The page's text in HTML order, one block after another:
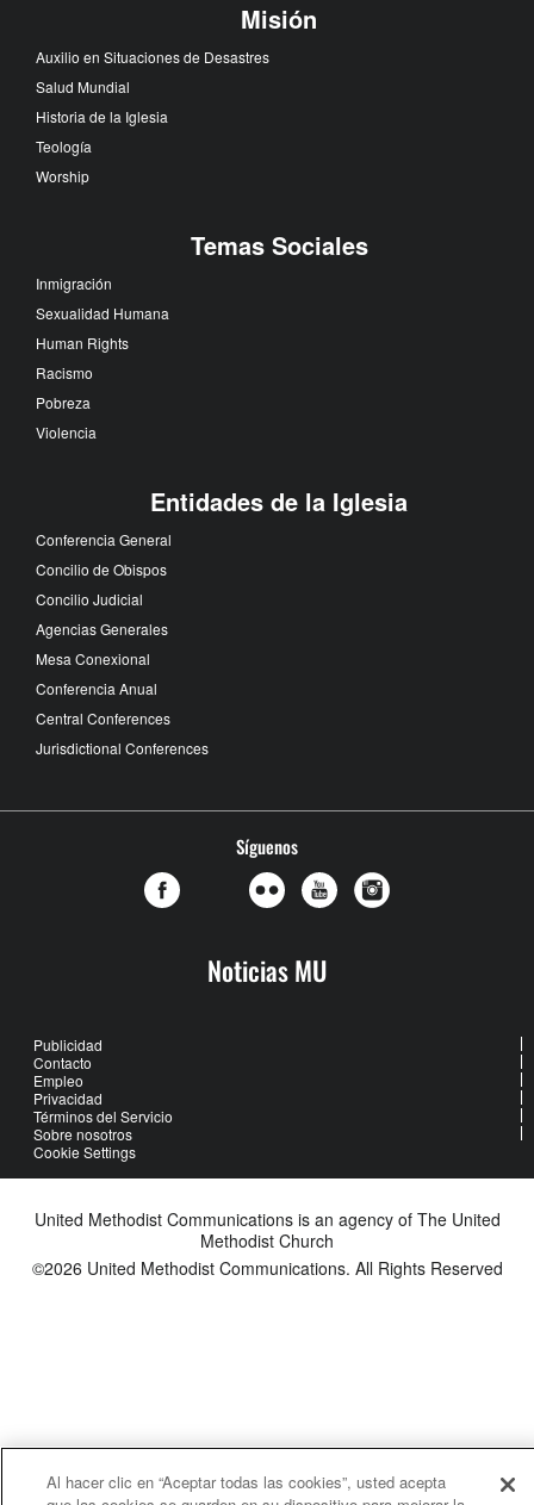
Misión
Auxilio en Situaciones de Desastres
Salud Mundial
Historia de la Iglesia
Teología
Worship
Temas Sociales
Inmigración
Sexualidad Humana
Human Rights
Racismo
Pobreza
Violencia
Entidades de la Iglesia
Conferencia General
Concilio de Obispos
Concilio Judicial
Agencias Generales
Mesa Conexional
Conferencia Anual
Central Conferences
Jurisdictional Conferences
Síguenos
Noticias MU
Publicidad
Contacto
Empleo
Privacidad
Términos del Servicio
Sobre nosotros
Cookie Settings
United Methodist Communications is an agency of The United
Methodist Church
©2026 United Methodist Communications. All Rights Reserved
Al hacer clic en “Aceptar todas las cookies”, usted acepta